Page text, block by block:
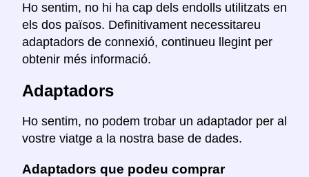
Ho sentim, no hi ha cap dels endolls utilitzats en
els dos països. Definitivament necessitareu
adaptadors de connexió, continueu llegint per
obtenir més informació.
Adaptadors
Ho sentim, no podem trobar un adaptador per al
vostre viatge a la nostra base de dades.
Adaptadors que podeu comprar